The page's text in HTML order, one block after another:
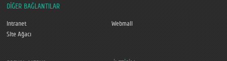
DİĞER BAĞLANTILAR
Intranet
Webmail
Site Ağacı